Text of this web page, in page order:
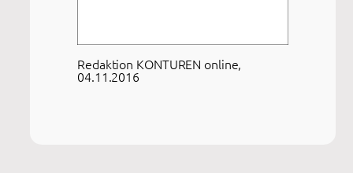
Redaktion KONTUREN online,
04.11.2016